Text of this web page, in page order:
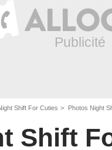
Shift For Cuties Photos Night
Shift